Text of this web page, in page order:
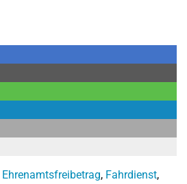
Ehrenamtsfreibetrag, Fahrdienst,